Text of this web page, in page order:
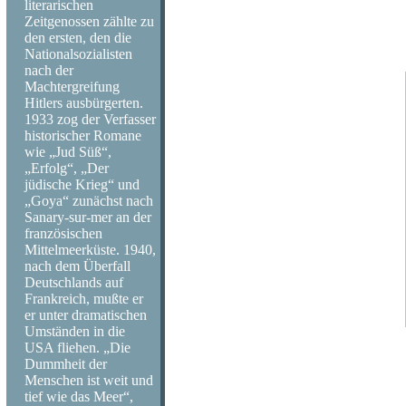
literarischen
Zeitgenossen zählte zu
den ersten, den die
Nationalsozialisten
nach der
Machtergreifung
Hitlers ausbürgerten.
1933 zog der Verfasser
historischer Romane
wie „Jud Süß“,
„Erfolg“, „Der
jüdische Krieg“ und
„Goya“ zunächst nach
Sanary-sur-mer an der
französischen
Mittelmeerküste. 1940,
nach dem Überfall
Deutschlands auf
Frankreich, mußte er
er unter dramatischen
Umständen in die
USA fliehen. „Die
Dummheit der
Menschen ist weit und
tief wie das Meer“,